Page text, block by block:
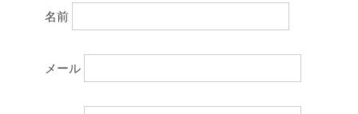
名前
メール